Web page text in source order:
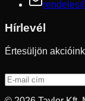
Hírlevél
Értesüljön